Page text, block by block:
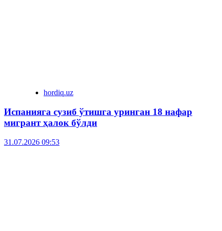
hordiq.uz
Испанияга сузиб ўтишга уринган 18 нафар
мигрант ҳалок бўлди
31.07.2026 09:53